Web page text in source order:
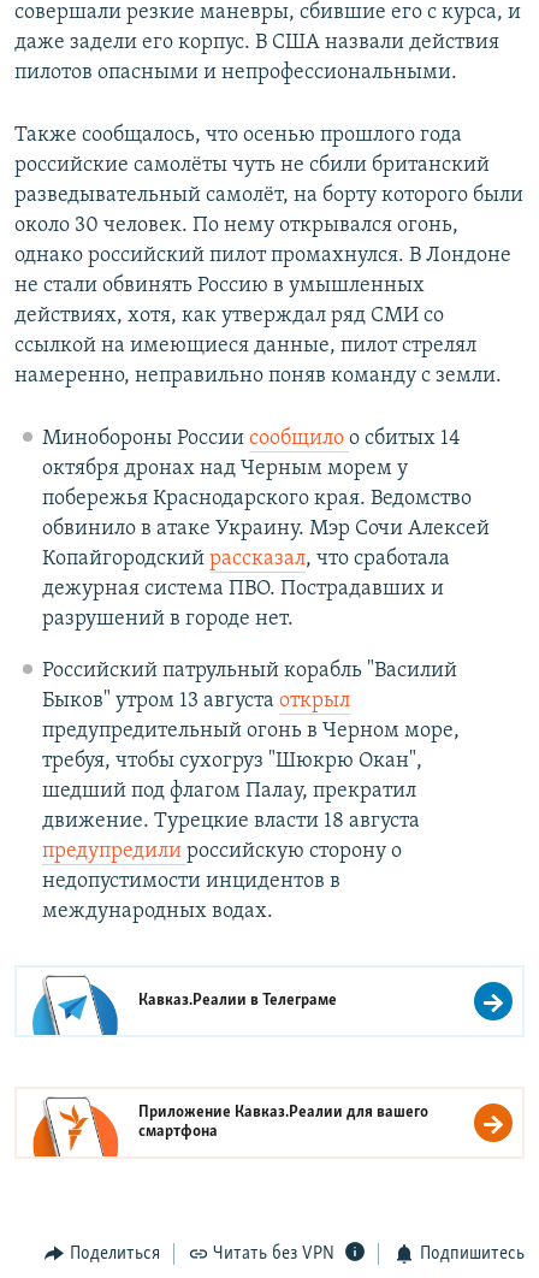
совершали резкие маневры, сбившие его с курса, и
даже задели его корпус. В США назвали действия
пилотов опасными и непрофессиональными.
Также сообщалось, что осенью прошлого года
российские самолёты чуть не сбили британский
разведывательный самолёт, на борту которого были
около 30 человек. По нему открывался огонь,
однако российский пилот промахнулся. В Лондоне
не стали обвинять Россию в умышленных
действиях, хотя, как утверждал ряд СМИ со
ссылкой на имеющиеся данные, пилот стрелял
намеренно, неправильно поняв команду с земли.
Минобороны России сообщило о сбитых 14
октября дронах над Черным морем у
побережья Краснодарского края. Ведомство
обвинило в атаке Украину. Мэр Сочи Алексей
Копайгородский рассказал, что сработала
дежурная система ПВО. Пострадавших и
разрушений в городе нет.
Российский патрульный корабль "Василий
Быков" утром 13 августа открыл
предупредительный огонь в Черном море,
требуя, чтобы сухогруз "Шюкрю Окан",
шедший под флагом Палау, прекратил
движение. Турецкие власти 18 августа
предупредили российскую сторону о
недопустимости инцидентов в
международных водах.
Кавказ.Реалии вТелеграме
Приложение Кавказ.Реалии для вашего
смартфона
Поделиться Читать без VPN Подпишитесь